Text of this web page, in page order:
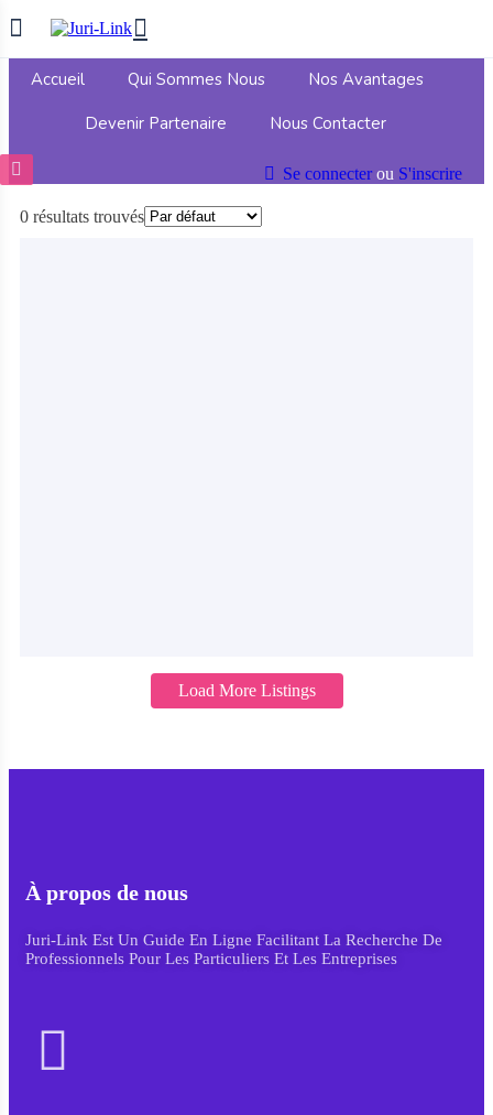
Accueil Qui Sommes Nous
Nos Avantages
Devenir Partenaire
Nous Contacter
Se connecter ou S'inscrire
0 résultats trouvés
Load More Listings
À propos de nous
Juri-Link Est Un Guide En Ligne Facilitant La Recherche De
Professionnels Pour Les Particuliers Et Les Entreprises